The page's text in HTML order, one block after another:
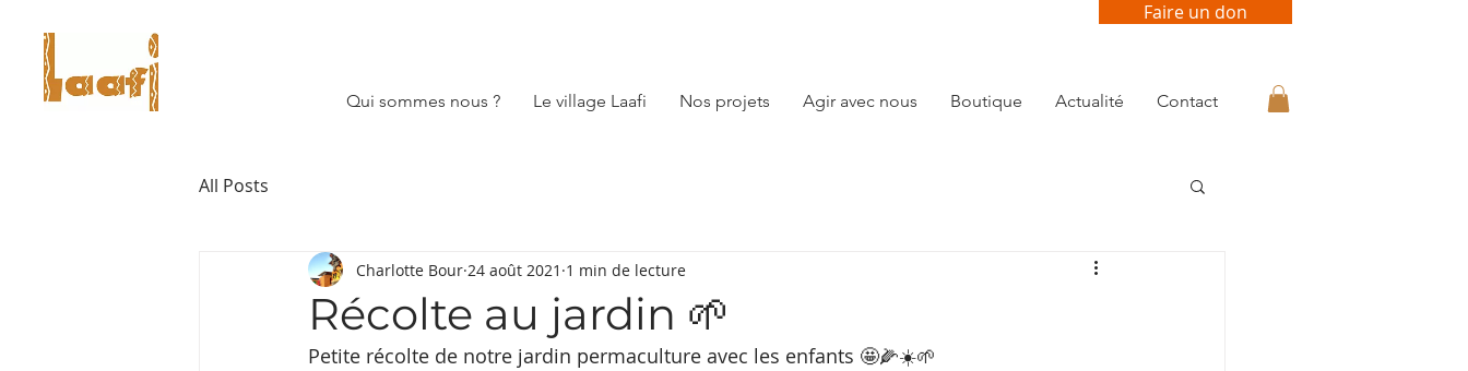
Faire un don
Qui sommes nous ? Le village Laafi Nos projets Agir avec nous Boutique Actualité Contact
All Posts
Récolte au jardin 🌱
Charlotte Bour 24 août 2021 1 min de lecture
Petite récolte de notre jardin permaculture avec les enfants 🤩🌽☀️🌱